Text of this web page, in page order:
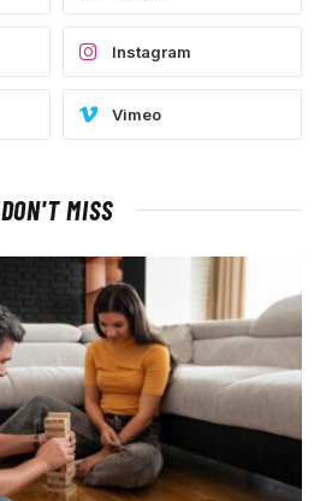
Instagram
Vimeo
DON'T MISS